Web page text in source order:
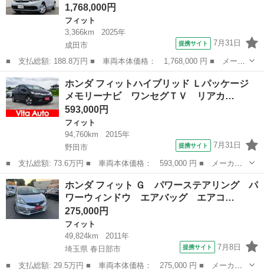
1,768,000円
フィット
3,366km
2025年
成田市
提携サイト 7月31日
■ 支払総額: 188.8万円 ■ 車両本体価格： 1,768,000 円 ■ メーカ
ー名： ホンダ ■ 車種名： フィット ■ グレード名： ホー
ム ・ホンダ認定中古車・２年保証付・デモカー・禁煙車・衝突軽減
ブレーキ・渋...
千葉 成田市 フィット
ホンダ フィットハイブリッド Ｌパッケージ
メモリーナビ ワンセグＴＶ リアカ…
593,000円
フィット
94,760km
2015年
野田市
提携サイト 7月31日
■ 支払総額: 73.6万円 ■ 車両本体価格： 593,000 円 ■ メーカー
名： ホンダ ■ 車種名： フィットハイブリッド ■ グレード
名： Ｌパッケージ メモリーナビ ワンセグＴＶ リアカメラ ス
マートキー ＬＥ...
千葉 野田市 フィット
ホンダ フィット Ｇ パワーステアリング パ
ワーウィンドウ エアバッグ エアコ…
275,000円
フィット
49,824km
2011年
埼玉県 春日部市
提携サイト 7月8日
■ 支払総額: 29.5万円 ■ 車両本体価格： 275,000 円 ■ メーカー